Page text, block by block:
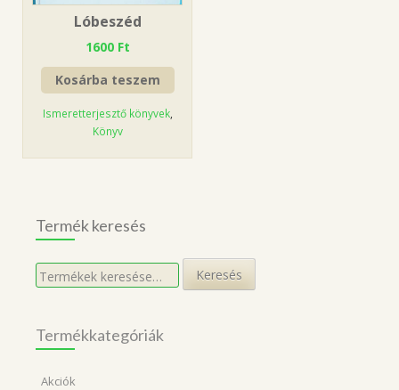
Lóbeszéd
1600 Ft
Kosárba teszem
Ismeretterjesztő könyvek,
Könyv
Termék keresés
Keresés
a
Keresés
Termékkategóriák
Akciók